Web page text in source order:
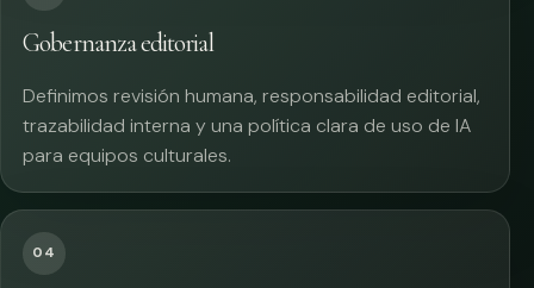
Gobernanza editorial
Definimos revisión humana, responsabilidad editorial,
trazabilidad interna y una política clara de uso de IA
para equipos culturales.
04